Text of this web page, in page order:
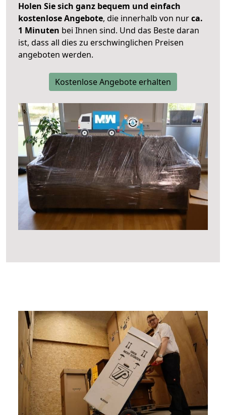
Holen Sie sich ganz bequem und einfach
kostenlose Angebote, die innerhalb von nurca.
1 Minuten bei Ihnen sind. Und das Beste daran
ist, dass all dies zu erschwinglichen Preisen
angeboten werden.
Kostenlose Angebote erhalten